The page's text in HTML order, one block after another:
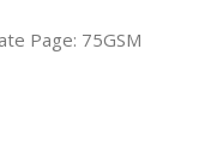
Page: 75GSM